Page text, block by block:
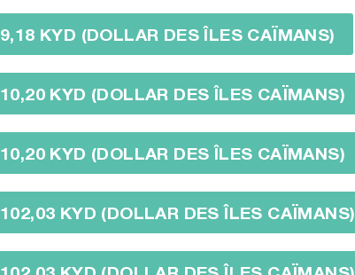
9,18 KYD (DOLLAR DES ÎLES CAÏMANS)
10,20 KYD (DOLLAR DES ÎLES CAÏMANS)
10,20 KYD (DOLLAR DES ÎLES CAÏMANS)
102,03 KYD (DOLLAR DES ÎLES CAÏMANS)